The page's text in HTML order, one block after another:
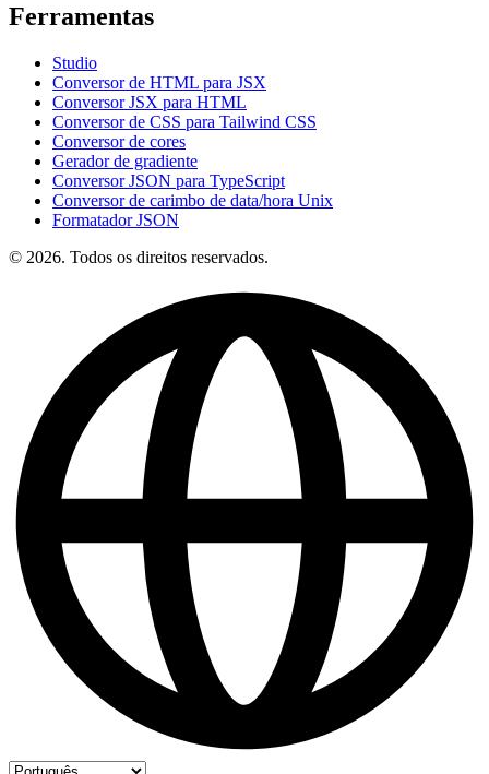
Ferramentas
Studio
Conversor de HTML para JSX
Conversor JSX para HTML
Conversor de CSS para Tailwind CSS
Conversor de cores
Gerador de gradiente
Conversor JSON para TypeScript
Conversor de carimbo de data/hora Unix
Formatador JSON
© 2026. Todos os direitos reservados.